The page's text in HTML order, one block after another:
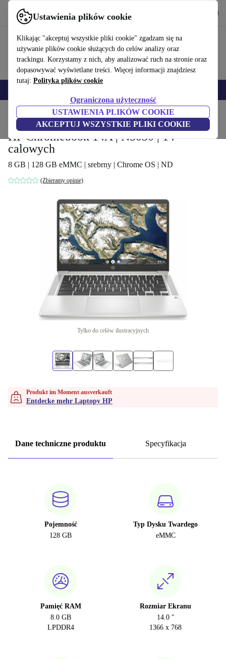
Ustawienia plików cookie
Klikając "akceptuj wszystkie pliki cookie" zgadzam się na
używanie plików cookie służących do celów analizy oraz
trackingu. Korzystamy z nich, aby analizować ruch na stronie oraz
dopasowywać wyświetlane treści. Więcej informacji znajdziesz
tutaj: Polityka plików cookie
Ograniczona użyteczność
USTAWIENIA PLIKÓW COOKIE
AKCEPTUJ WSZYSTKIE PLIKI COOKIE
Korzystaj z refurbed szybko i łatwo
Produkty Laptopy Laptopy HP
HP Chromebook 14A | N5030 | 14-
calowych
8 GB | 128 GB eMMC | srebrny | Chrome OS | ND
(Zbieramy opinie)
Tylko do celów ilustracyjnych
Produkt im Moment ausverkauft
Entdecke mehr Laptopy HP
Dane techniczne produktu Specyfikacja
Pojemność
128 GB
Typ Dysku Twardego
eMMC
Pamięć RAM
8.0 GB
LPDDR4
Rozmiar Ekranu
14.0 "
1366 x 768